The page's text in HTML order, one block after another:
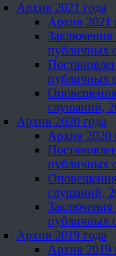
Архив 2021 года
Архив 2021
Заключения
публичных
публичных
слушаний,
Архив 2020 года
Архив 2020
публичных
слушаний,
Заключения
публичных
Архив 2019 года
Архив 2019